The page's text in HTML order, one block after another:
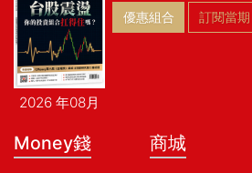
2026 年08月
優惠組合 訂閱當期
Money錢 商城